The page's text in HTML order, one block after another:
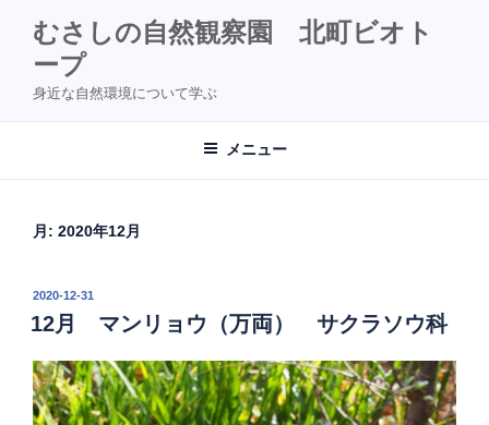
むさしの自然観察園 北町ビオト
ープ
身近な自然環境について学ぶ
メニュー
月: 2020年12月
投
稿
日:
2020-12-31
12月 マンリョウ（万両） サクラソウ科